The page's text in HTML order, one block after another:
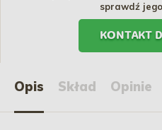
sprawdź
KONTAKT
Opis Skład Opinie